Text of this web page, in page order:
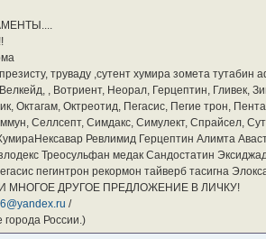
труваду ,сутент хумира зомета
, Вотриент, Неорал, Герцептин, Гливек,
Октагам, Октреотид, Пегасис, Пегие трон,
Селлсепт, Симдакс, Симулект, Спрайсел,
Ревлимид Герцептин Алимта
Треосульфан медак Сандостатин
пегинтрон рекормон тайверб тасигна
И МНОГОЕ ДРУГОЕ ПРЕДЛОЖЕНИЕ В ЛИЧКУ!
/
России.)